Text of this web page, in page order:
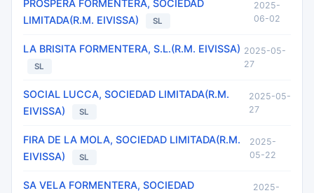
PROSPERA FORMENTERA, SOCIEDAD
LIMITADA(R.M. EIVISSA)
SL
2025-
06-02
LA BRISITA FORMENTERA, S.L.(R.M. EIVISSA)
SL
2025-05-
27
SOCIAL LUCCA, SOCIEDAD LIMITADA(R.M.
EIVISSA)
SL
2025-05-
27
FIRA DE LA MOLA, SOCIEDAD LIMITADA(R.M.
EIVISSA)
SL
2025-
05-22
SA VELA FORMENTERA, SOCIEDAD
2025-